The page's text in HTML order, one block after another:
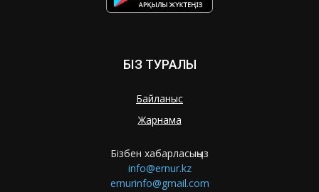
БІЗ ТУРАЛЫ
Байланыс
Жарнама
Бізбен хабарласыңыз
info@ernur.kz
ernurinfo@gmail.com